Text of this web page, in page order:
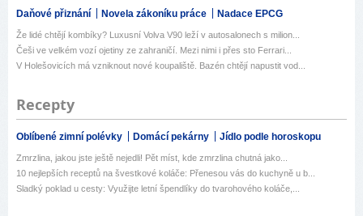
Daňové přiznání Novela zákoníku práce Nadace EPCG
Že lidé chtějí kombíky? Luxusní Volva V90 leží v autosalonech s milion...
Češi ve velkém vozí ojetiny ze zahraničí. Mezi nimi i přes sto Ferrari...
V Holešovicích má vzniknout nové koupaliště. Bazén chtějí napustit vod...
Recepty
Oblíbené zimní polévky Domácí pekárny Jídlo podle horoskopu
Zmrzlina, jakou jste ještě nejedli! Pět míst, kde zmrzlina chutná jako...
10 nejlepších receptů na švestkové koláče: Přenesou vás do kuchyně u b...
Sladký poklad u cesty: Využijte letní špendlíky do tvarohového koláče,...